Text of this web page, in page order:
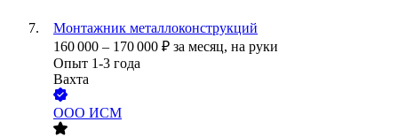
Монтажник металлоконструкций
160 000 – 170 000 ₽ за месяц, на руки
Опыт 1-3 года
Вахта
ООО ИСМ